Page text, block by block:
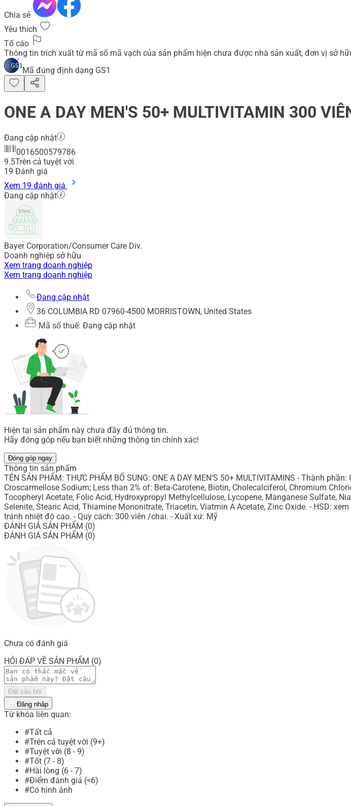
Chia sẻ
Yêu thích
Tố cáo
Thông tin trích xuất từ mã số mã vạch của sản phẩm hiện chưa được nhà sản xuất, đơn vị sở
Mã đúng định dạng GS1
ONE A DAY MEN'S 50+ MULTIVITAMIN 300
Đang cập nhật
0016500579786
9.5Trên cả tuyệt vời
19 Đánh giá
Xem 19 đánh giá
Đang cập nhật
Bayer Corporation/Consumer Care Div.
Doanh nghiệp sở hữu
Xem trang doanh nghiệp
Xem trang doanh nghiệp
Đang cập nhật
36 COLUMBIA RD 07960-4500 MORRISTOWN, United States
Mã số thuế: Đang cập nhật
Hiện tại sản phẩm này chưa đầy đủ thông tin.
Hãy đóng góp nếu bạn biết những thông tin chính xác!
Đóng góp ngay
Thông tin sản phẩm
TÊN SẢN PHẨM: THỰC PHẨM BỔ SUNG: ONE A DAY MEN’S 50+ MULTIVITAMINS - Thành
Croscarmellose Sodium; Less than 2% of: Beta-Carotene, Biotin, Cholecalciferol, Chromium
Tocopheryl Acetate, Folic Acid, Hydroxypropyl Methylcellulose, Lycopene, Manganese Sulfate,
Selenite, Stearic Acid, Thiamine Mononitrate, Triacetin, Viatmin A Acetate, Zinc Oxide. - HSD:
tránh nhiệt độ cao. - Quy cách: 300 viên /chai. - Xuất xứ: Mỹ
ĐÁNH GIÁ SẢN PHẨM (0)
ĐÁNH GIÁ SẢN PHẨM (0)
Chưa có đánh giá
HỎI ĐÁP VỀ SẢN PHẨM (0)
Đặt câu hỏi
Đăng nhập
Từ khóa liên quan:
#Tất cả
#Trên cả tuyệt vời (9+)
#Tuyệt vời (8 - 9)
#Tốt (7 - 8)
#Hài lòng (6 - 7)
#Điểm đánh giá (<6)
#Có hình ảnh